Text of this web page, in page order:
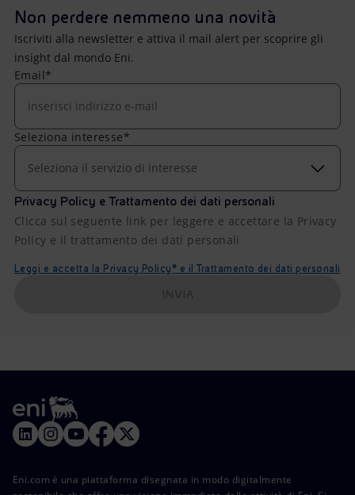
Non perdere nemmeno una novità
Iscriviti alla newsletter e attiva il mail alert per scoprire gli
insight dal mondo Eni.
Email*
Seleziona interesse*
Seleziona il servizio di interesse
Privacy Policy e Trattamento dei dati personali
Clicca sul seguente link per leggere e accettare la Privacy
Policy e il trattamento dei dati personali
Leggi e accetta la Privacy Policy* e il Trattamento dei dati personali
Eni.com è una piattaforma disegnata in modo digitalmente